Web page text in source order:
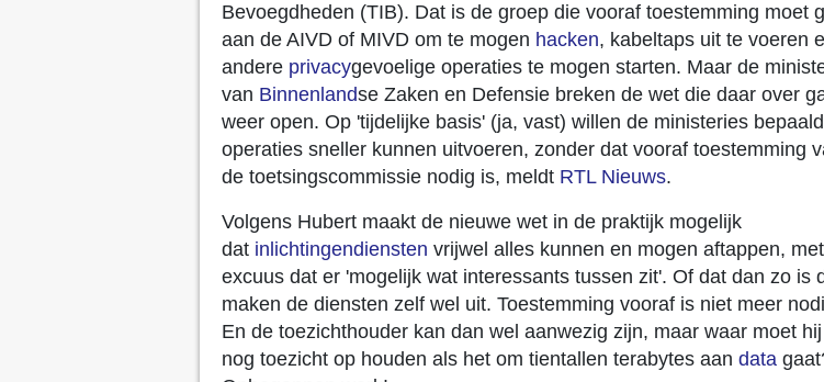
Bevoegdheden (TIB). Dat is de groep die vooraf toestemming moet
aan de AIVD of MIVD om te mogen hacken, kabeltaps uit te voeren
andere privacygevoelige operaties te mogen starten. Maar de
van Binnenlandse Zaken en Defensie breken de wet die daar over
weer open. Op 'tijdelijke basis' (ja, vast) willen de ministeries
operaties sneller kunnen uitvoeren, zonder dat vooraf toestemming
de toetsingscommissie nodig is, meldt RTL Nieuws.
Volgens Hubert maakt de nieuwe wet in de praktijk mogelijk
dat inlichtingendiensten vrijwel alles kunnen en mogen aftappen,
excuus dat er 'mogelijk wat interessants tussen zit'. Of dat dan zo is
maken de diensten zelf wel uit. Toestemming vooraf is niet meer
En de toezichthouder kan dan wel aanwezig zijn, maar waar moet
nog toezicht op houden als het om tientallen terabytes aan data